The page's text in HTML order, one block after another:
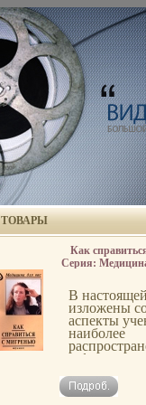
ТОВАРЫ
Как
Серия:
В
изложены
аспекты
наиболее
и формах
ауры,